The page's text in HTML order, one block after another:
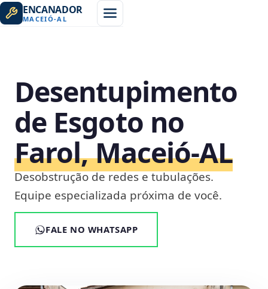
ENCANADOR
MACEIÓ-AL
Desentupimento
de Esgoto no
Farol, Maceió‑AL
Desobstrução de redes e tubulações.
Equipe especializada próxima de você.
FALE NO WHATSAPP